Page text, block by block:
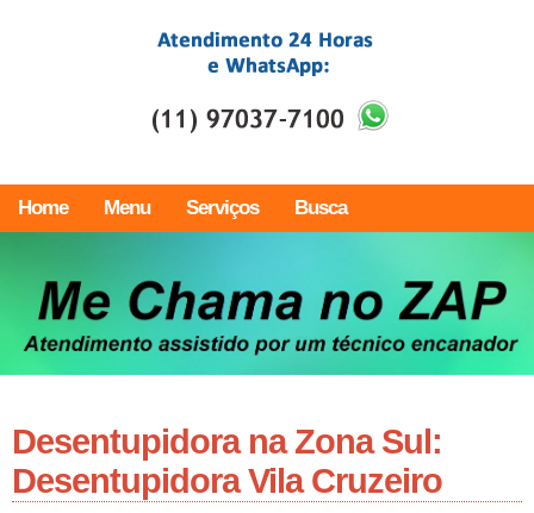
Home Menu Serviços Busca
Desentupidora na Zona Sul:
Desentupidora Vila Cruzeiro